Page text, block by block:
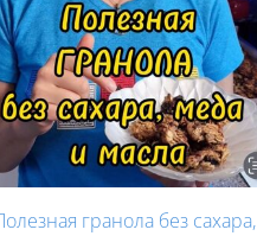
гранола без сахара,